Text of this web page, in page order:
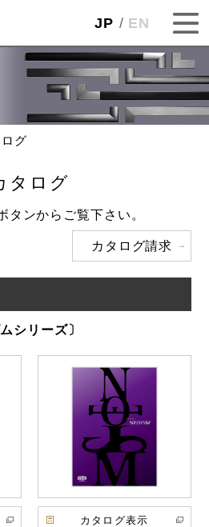
JP EN
ログ
タログ
タンからご覧下さい。
カタログ請求
シリーズ〕
カタログ表示